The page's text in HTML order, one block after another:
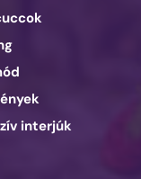
interjúk